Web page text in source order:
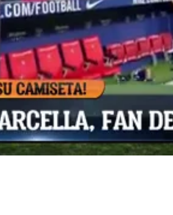
WhatsappFacebook
X
a muchos colchoneros esta
a la que más fue a
Ema, una joven
pancarta antes de intentar
conseguido, pudimos hablar
claro que era la 'colchonera' más